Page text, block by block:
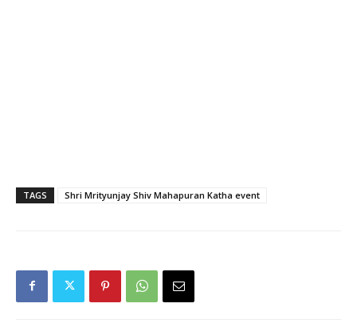
TAGS Shri Mrityunjay Shiv Mahapuran Katha event